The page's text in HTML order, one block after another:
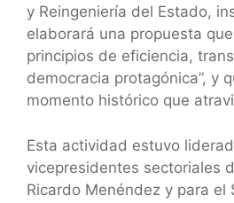
y Reingeniería del Estado,
elaborará una propuesta
principios de eficiencia,
democracia protagónica”, y
momento histórico que
Esta actividad estuvo
vicepresidentes sectoriales
Ricardo Menéndez y para el